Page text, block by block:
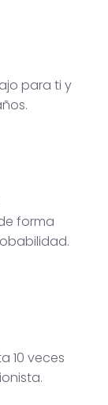
para ti y
forma
10 veces